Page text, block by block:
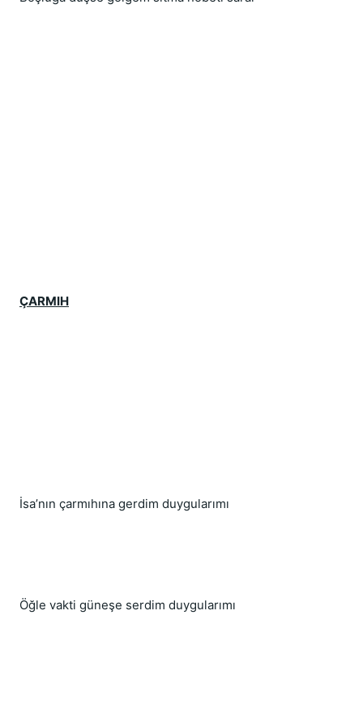
ÇARMIH
İsa’nın çarmıhına gerdim duygularımı
Öğle vakti güneşe serdim duygularımı